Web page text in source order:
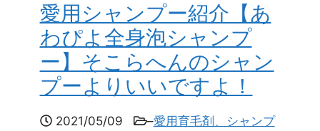
愛用シャンプー紹介【あ
わぴよ全身泡シャンプ
ー】そこらへんのシャン
プーよりいいですよ！
2021/05/09 –愛用育毛剤、シャンプ